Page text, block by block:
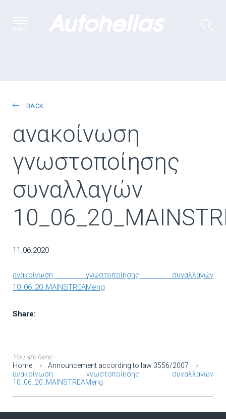
BACK
ανακοίνωση
γνωστοποίησης
συναλλαγών
11.06.2020
ανακοίνωση γνωστοποίησης συναλλαγών
10_06_20_MAINSTREAMeng
Share:
You are here:
Home
Announcement according to law 3556/2007
ανακοίνωση γνωστοποίησης συναλλαγών
10_06_20_MAINSTREAMeng